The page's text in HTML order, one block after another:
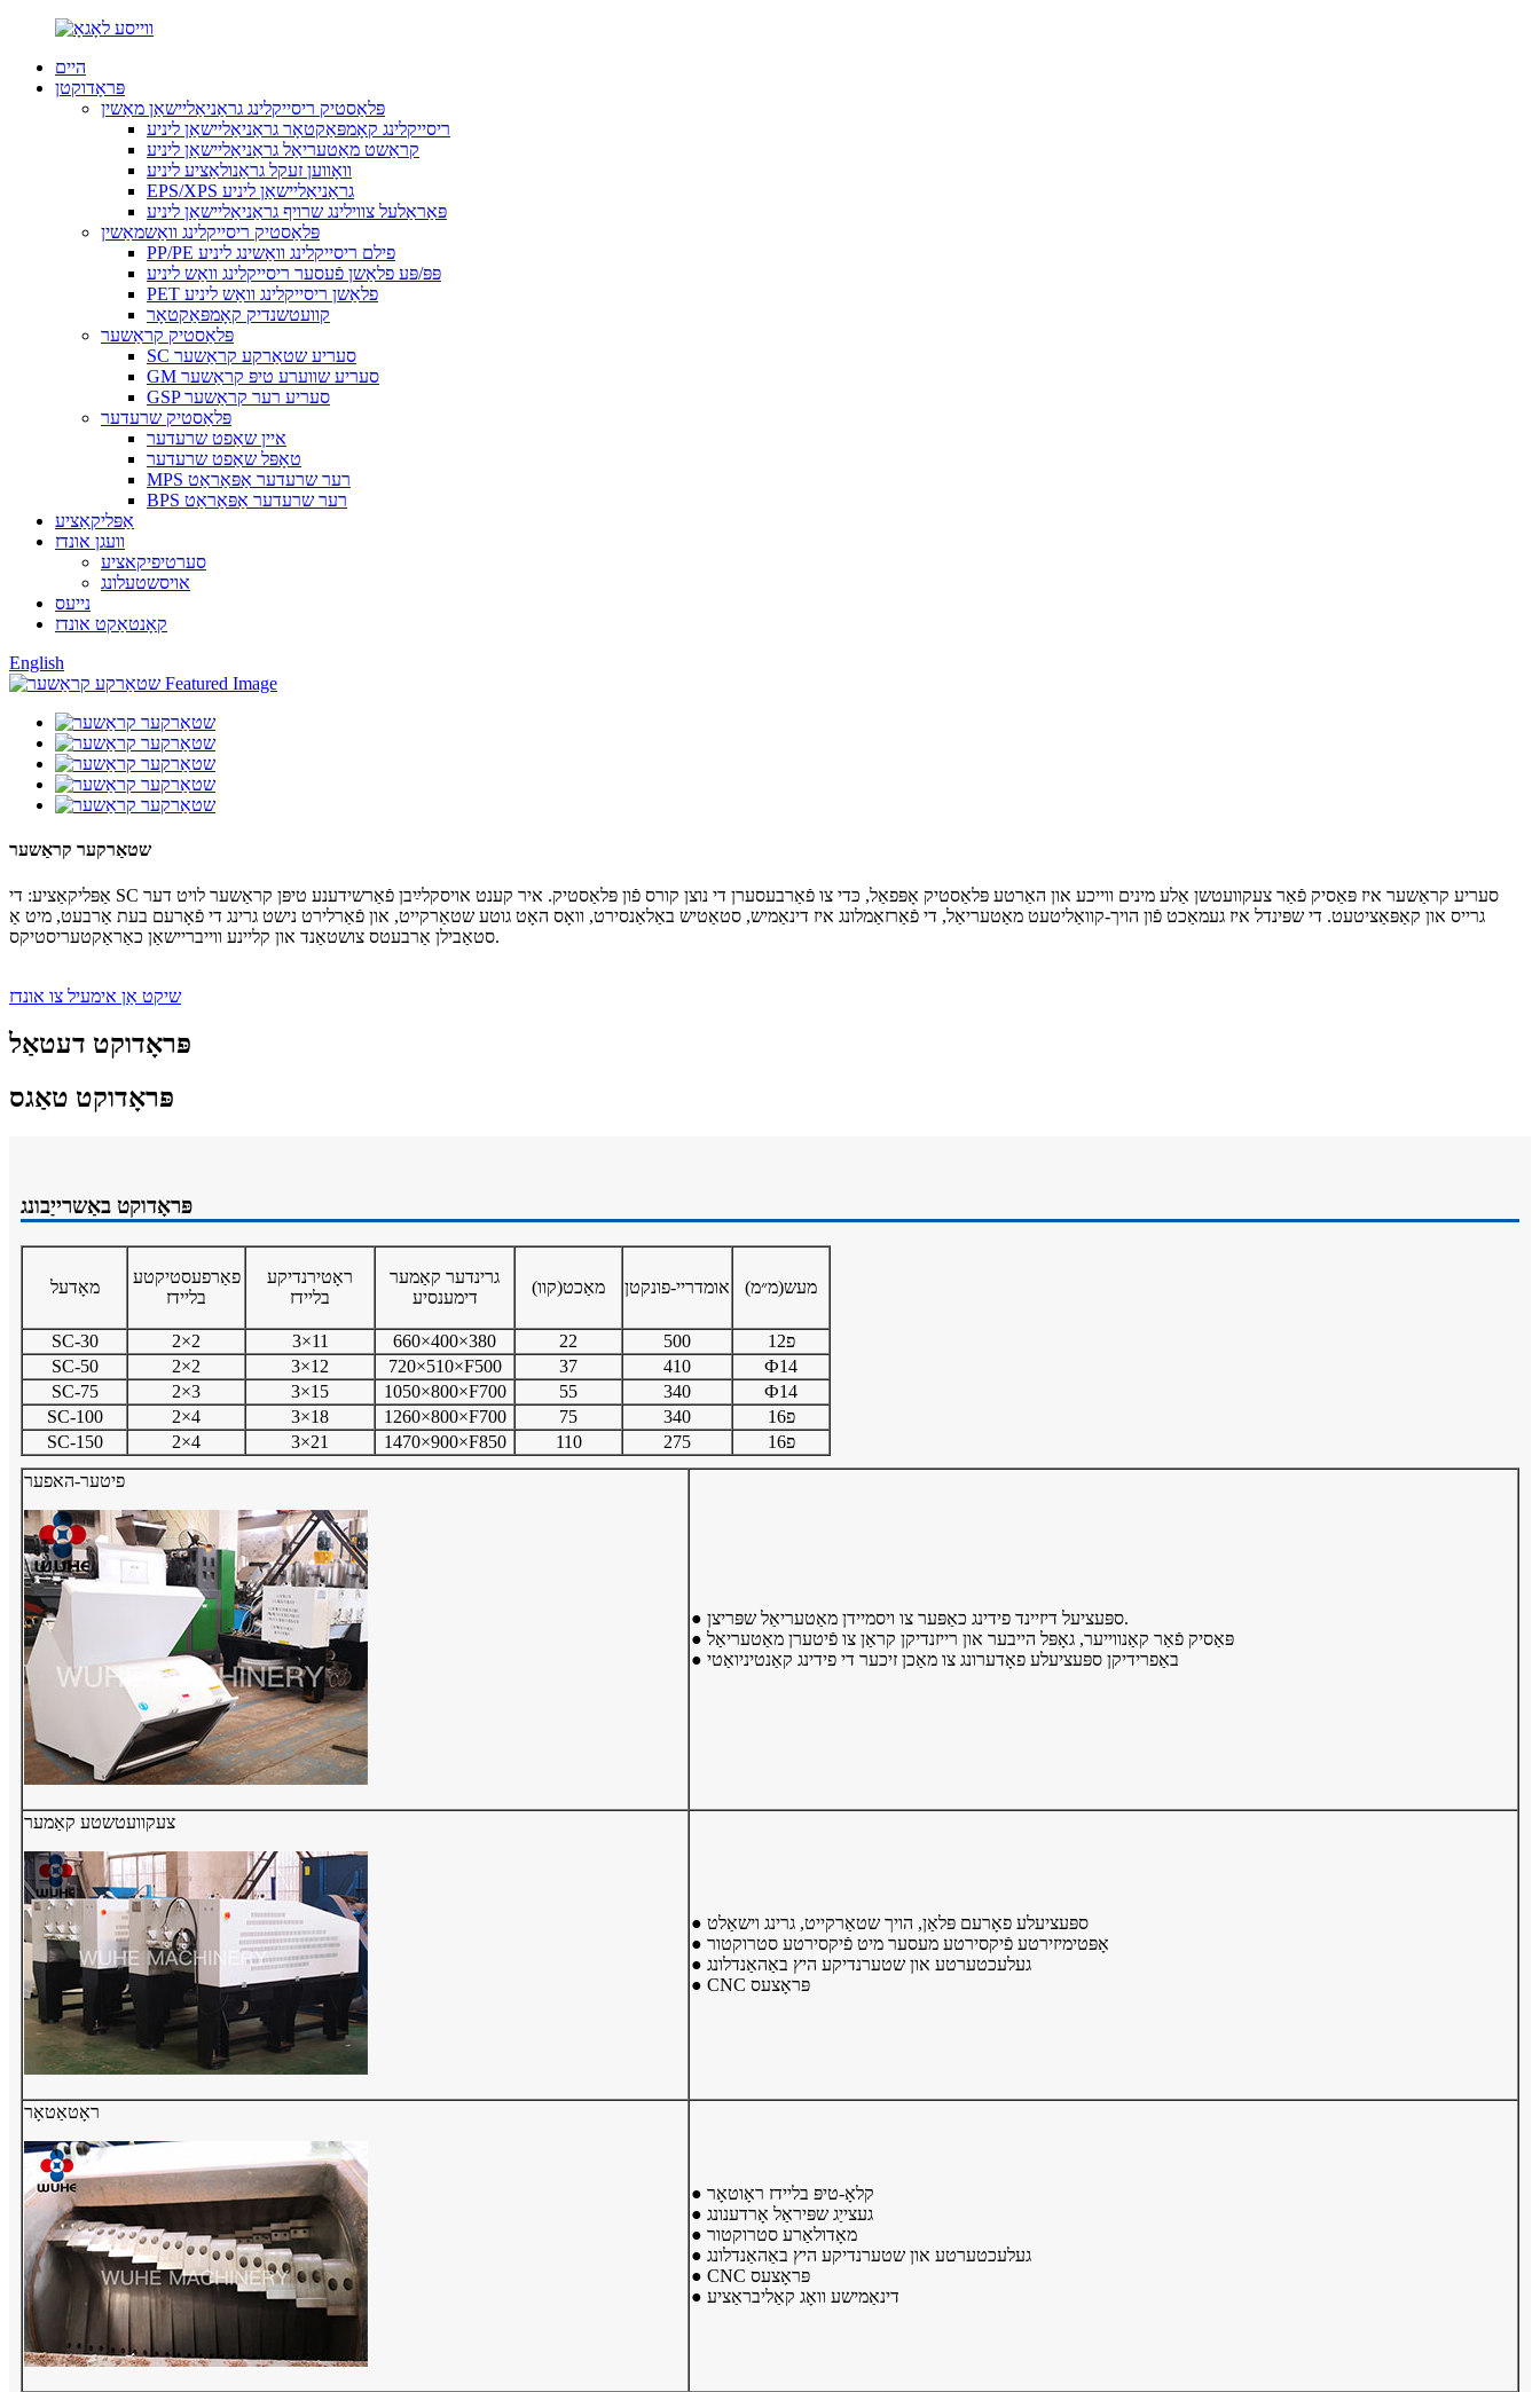
היים
פּראָדוקטן
פּלאַסטיק ריסייקלינג גראַניאַליישאַן מאַשין
ריסייקלינג קאָמפּאַקטאָר גראַניאַליישאַן ליניע
קראַשט מאַטעריאַל גראַניאַליישאַן ליניע
וואָווען זעקל גראַנולאַציע ליניע
EPS/XPS גראַניאַליישאַן ליניע
פּאַראַלעל צווילינג שרויף גראַניאַליישאַן ליניע
פּלאַסטיק ריסייקלינג וואַשמאַשין
PP/PE פילם ריסייקלינג וואַשינג ליניע
פּפּ/פּע פלאַשן פֿעסער ריסייקלינג וואַש ליניע
PET פלאַשן ריסייקלינג וואַש ליניע
קוועטשנדיק קאָמפּאַקטאָר
פּלאַסטיק קראַשער
SC סעריע שטאַרקע קראַשער
GM סעריע שווערע טיפּ קראַשער
GSP סעריע רער קראַשער
פּלאַסטיק שרעדער
איין שאַפט שרעדער
טאָפּל שאַפט שרעדער
MPS רער שרעדער אַפּאַראַט
BPS רער שרעדער אַפּאַראַט
אַפּליקאַציע
וועגן אונדז
סערטיפיקאציע
אויסשטעלונג
נייעס
קאָנטאַקט אונדז
English
שטאַרקער קראַשער
אַפּליקאַציע: די SC סעריע קראַשער איז פּאַסיק פֿאַר צעקוועטשן אַלע מינים ווייכע און האַרטע פּלאַסטיק אָפּפאַל, כּדי צו פֿאַרבעסערן די נוצן קורס פֿון פּלאַסטיק. איר קענט אויסקלײַבן פֿאַרשידענע טיפּן קראַשער לויט דער
גרייס און קאַפּאַציטעט. די שפּינדל איז געמאַכט פֿון הויך-קוואַליטעט מאַטעריאַל, די פֿאַרזאַמלונג איז דינאַמיש, סטאַטיש באַלאַנסירט, וואָס האָט גוטע שטאַרקייט, און פֿאַרלירט נישט גרינג די פֿאָרעם בעת אַרבעט, מיט אַ
סטאַבילן אַרבעטס צושטאַנד און קליינע ווייבריישאַן כאַראַקטעריסטיקס.
שיקט אַן אימעיל צו אונדז
פּראָדוקט דעטאַל
פּראָדוקט טאַגס
פּראָדוקט באַשרייַבונג
מאָדעל
פאַרפעסטיקטע
בליידז
ראָטירנדיקע
בליידז
גרינדער קאַמער
דימענסיע
מאַכט(קוו) אומדריי-פונקטן מעש(מ״מ)
SC-30 2×2 3×11 660×400×380 22 500
פ12
SC-50
2×2 3×12 720×510×F500 37 410
Ф14
SC-75
2×3 3×15 1050×800×F700 55 340
Ф14
SC-100
2×4 3×18 1260×800×F700 75 340
פ16
SC-150
2×4 3×21 1470×900×F850 110 275
פ16
פיטער-האפער
● ספּעציעל דיזיינד פידינג כאַפּער צו ויסמיידן מאַטעריאַל שפּריצן.
● פּאַסיק פֿאַר קאַנווייער, גאָפּל הייבער און רייזנדיקן קראַן צו פֿיטערן מאַטעריאַל
● באַפרידיקן ספּעציעלע פאָדערונג צו מאַכן זיכער די פידינג קאַנטיניואַטי
צעקוועטשטע קאַמער
● ספּעציעלע פאָרעם פּלאַן, הויך שטאַרקייט, גרינג וישאַלט
● אָפּטימיזירטע פֿיקסירטע מעסער מיט פֿיקסירטע סטרוקטור
● געלעכטערטע און שטערנדיקע היץ באַהאַנדלונג
● CNC פּראָצעס
ראָטאַטאָר
● קלאָ-טיפּ בליידז ראָוטאָר
● געצייַג שפּיראַל אָרדענונג
● מאָדולאַרע סטרוקטור
● געלעכטערטע און שטערנדיקע היץ באַהאַנדלונג
● CNC פּראָצעס
● דינאַמישע וואָג קאַליבראַציע